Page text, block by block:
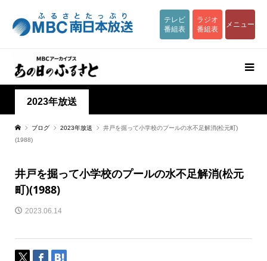
テレビ
番組表
ラジオ
番組表
メニュー
2023年放送
ブログ 2023年放送
井戸を掘って小学校のプールの水不足解消(松元町)
(1988)
井戸を掘って小学校のプールの水不足解消(松元
町)(1988)
2023.06.14